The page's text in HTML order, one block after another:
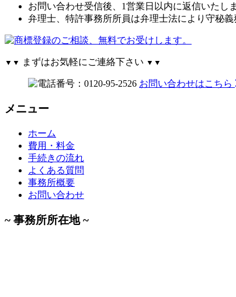
お問い合わせ受信後、1営業日以内に返信いたしま
弁理士、特許事務所所員は弁理士法により守秘義
▼▼ まずはお気軽にご連絡下さい ▼▼
お問い合わせはこちら
メニュー
ホーム
費用・料金
手続きの流れ
よくある質問
事務所概要
お問い合わせ
~ 事務所所在地 ~